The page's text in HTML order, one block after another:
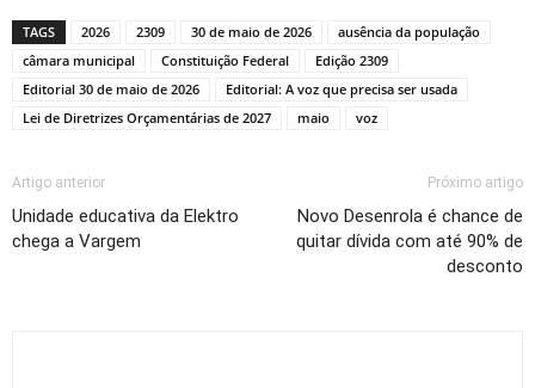
TAGS 2026 2309 30 de maio de 2026
ausência da população
câmara municipal
Constituição Federal
Edição 2309
Editorial 30 de maio de 2026
Editorial: A voz que precisa ser usada
Lei de Diretrizes Orçamentárias de 2027
maio voz
Artigo anterior
Unidade educativa da Elektro
chega a Vargem
Próximo artigo
Novo Desenrola é chance de
quitar dívida com até 90% de
desconto